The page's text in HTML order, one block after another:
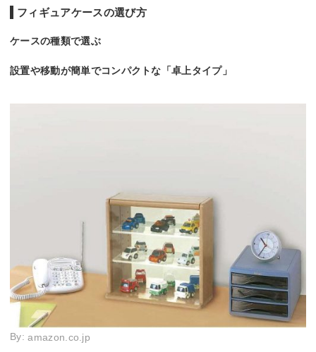
フィギュアケースの選び方
ケースの種類で選ぶ
設置や移動が簡単でコンパクトな「卓上タイプ」
By:amazon.co.jp